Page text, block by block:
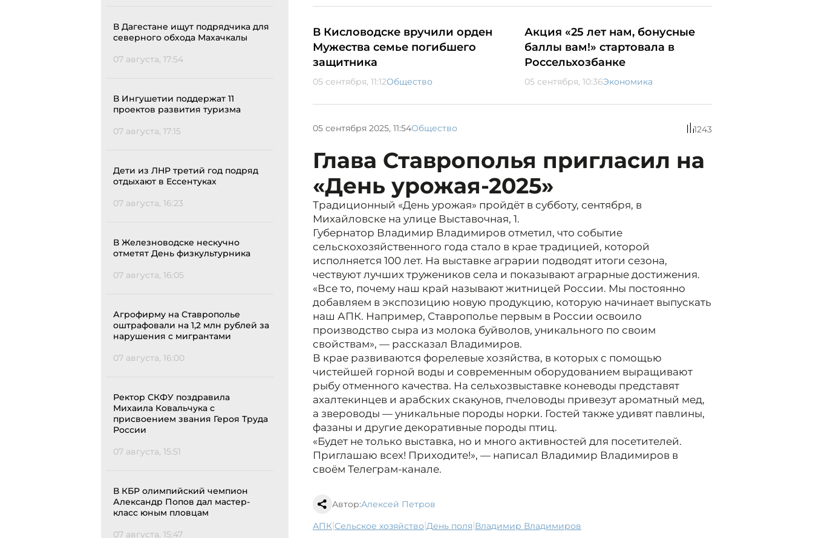
В Дагестане ищут подрядчика для
северного обхода Махачкалы
07 августа, 17:54
В Ингушетии поддержат 11
проектов развития туризма
07 августа, 17:15
Дети из ЛНР третий год подряд
отдыхают в Ессентуках
07 августа, 16:23
В Железноводске нескучно
отметят День физкультурника
07 августа, 16:05
Агрофирму на Ставрополье
оштрафовали на 1,2 млн рублей за
нарушения с мигрантами
07 августа, 16:00
Ректор СКФУ поздравила
Михаила Ковальчука с
присвоением звания Героя Труда
России
07 августа, 15:51
В КБР олимпийский чемпион
Александр Попов дал мастер-
класс юным пловцам
07 августа, 15:47
В Кисловодске вручили орден
Мужества семье погибшего
защитника
05 сентября, 11:12Общество
Акция «25 лет нам, бонусные
баллы вам!» стартовала в
Россельхозбанке
05 сентября, 10:36Экономика
05 сентября 2025, 11:54Общество 1243
Глава Ставрополья пригласил на
«День урожая-2025»
Традиционный «День урожая» пройдёт в субботу, сентября, в
Михайловске на улице Выставочная, 1.
Губернатор Владимир Владимиров отметил, что событие
сельскохозяйственного года стало в крае традицией, которой
исполняется 100 лет. На выставке аграрии подводят итоги сезона,
чествуют лучших тружеников села и показывают аграрные достижения.
«Все то, почему наш край называют житницей России. Мы постоянно
добавляем в экспозицию новую продукцию, которую начинает выпускать
наш АПК. Например, Ставрополье первым в России освоило
производство сыра из молока буйволов, уникального по своим
свойствам», — рассказал Владимиров.
В крае развиваются форелевые хозяйства, в которых с помощью
чистейшей горной воды и современным оборудованием выращивают
рыбу отменного качества. На сельхозвыставке коневоды представят
ахалтекинцев и арабских скакунов, пчеловоды привезут ароматный мед,
а звероводы — уникальные породы норки. Гостей также удивят павлины,
фазаны и другие декоративные породы птиц.
«Будет не только выставка, но и много активностей для посетителей.
Приглашаю всех! Приходите!», — написал Владимир Владимиров в
своём Телеграм-канале.
Автор:Алексей Петров
АПК| сельское хозяйство| День поля| Владимир Владимиров